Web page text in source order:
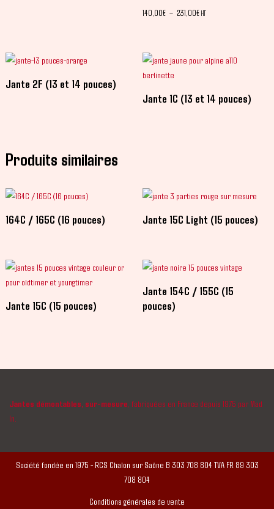
140,00€ – 231,00€ HT
Jante 2F (13 et 14 pouces)
Jante 1C (13 et 14 pouces)
Produits similaires
164C / 165C (16 pouces) Jante 15C Light (15 pouces)
Jante 15C (15 pouces)
Jante 154C / 155C (15
pouces)
Jantes démontables, sur-mesure , fabriquées en France depuis 1975 par Mad
In.
Société fondée en 1975 - RCS Chalon sur Saône B 303 708 804 TVA FR 89 303
708 804
Conditions générales de vente